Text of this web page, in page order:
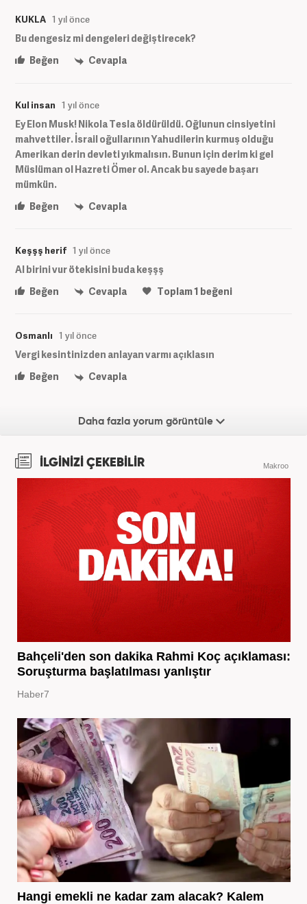
KUKLA 1 yıl önce
Bu dengesiz mi dengeleri değiştirecek?
Beğen
Cevapla
Kul insan 1 yıl önce
Ey Elon Musk! Nikola Tesla öldürüldü. Oğlunun cinsiyetini
mahvettiler. İsrail oğullarının Yahudilerin kurmuş olduğu
Amerikan derin devleti yıkmalısın. Bunun için derim ki gel
Müslüman ol Hazreti Ömer ol. Ancak bu sayede başarı
mümkün.
Beğen
Cevapla
Keşşş herif 1 yıl önce
Al birini vur ötekisini buda keşşş
Beğen
Cevapla Toplam1 beğeni
Osmanlı 1 yıl önce
Vergi kesintinizden anlayan varmı açıklasın
Beğen
Cevapla
Daha fazla yorum görüntüle
İLGİNİZİ ÇEKEBİLİR Makroo
Bahçeli'den son dakika Rahmi Koç açıklaması:
Soruşturma başlatılması yanlıştır
Haber7
Hangi emekli ne kadar zam alacak? Kalem